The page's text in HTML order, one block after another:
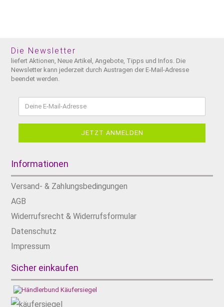
Die Newsletter
liefert Aktionen, Neue Artikel, Angebote, Tipps und Infos. Die
Newsletter kann jederzeit durch Austragen der E-Mail-Adresse
beendet werden.
Informationen
Versand- & Zahlungsbedingungen
AGB
Widerrufsrecht & Widerrufsformular
Datenschutz
Impressum
Sicher einkaufen